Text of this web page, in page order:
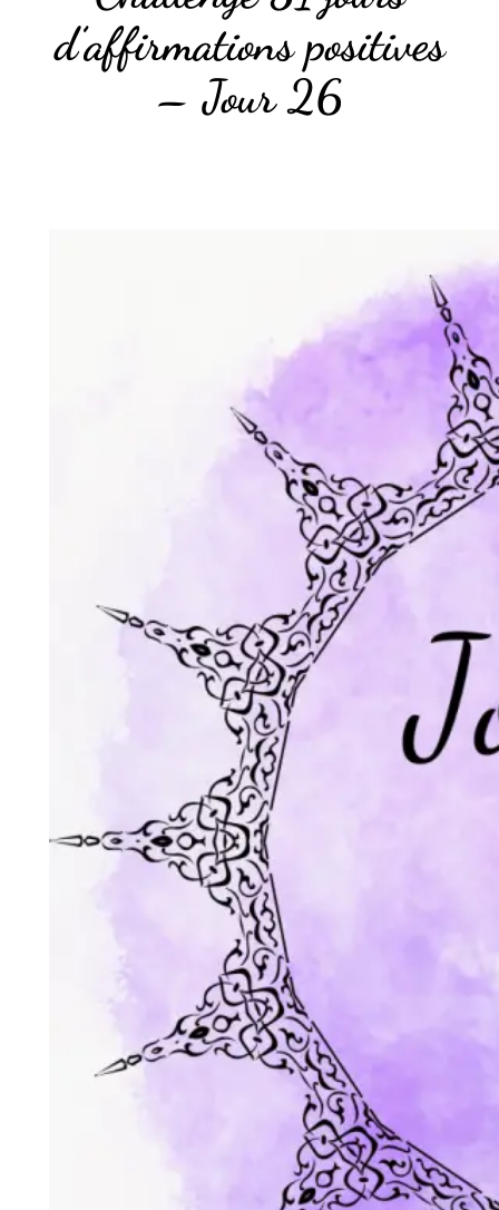
d’affirmations positives
– Jour 26